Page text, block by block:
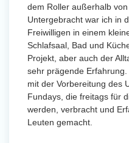
dem Roller außerhalb von
Untergebracht war ich in
Freiwilligen in einem
Schlafsaal, Bad und
Projekt, aber auch der
sehr prägende
mit der Vorbereitung des
Fundays, die freitags für
werden, verbracht und
Leuten gemacht.